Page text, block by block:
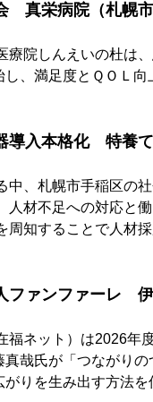
真栄病院（札幌市
院しんえいの杜は
、満足度とＱＯＬ向
入本格化　特養
、札幌市手稲区の
材不足への対応と
知することで人材
ァンファーレ　
ネット）は2026年
哉氏が「つながり
りを生み出す方法を